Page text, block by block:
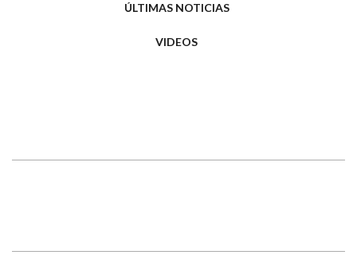
ÚLTIMAS NOTICIAS
VIDEOS